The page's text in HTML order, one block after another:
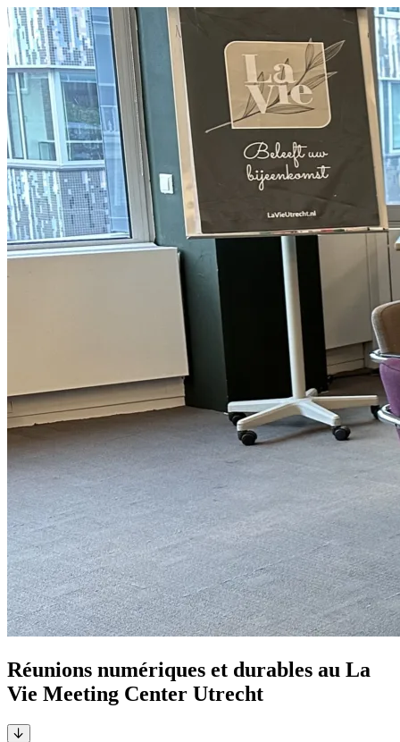
Réunions numériques et durables au La
Vie Meeting Center Utrecht